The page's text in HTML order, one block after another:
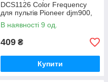
DCS1126 Color Frequency
для пультів Pioneer djm900,
djm900nexus, djm900nexus2
В наявності 9 од.
409 ₴
Купити